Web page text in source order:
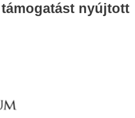
nyújtott